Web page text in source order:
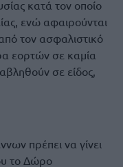
κατά τον οποίο
ενώ αφαιρούνται
τον ασφαλιστικό
εορτών σε καμία
σε είδος,
πρέπει να γίνει
το Δώρο